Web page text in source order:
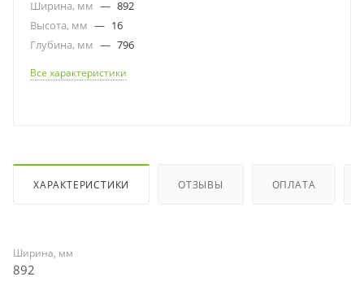
Ширина, мм — 892
Высота, мм — 16
Глубина, мм — 796
Все характеристики
ХАРАКТЕРИСТИКИ ОТЗЫВЫ ОПЛАТА
Ширина, мм
892